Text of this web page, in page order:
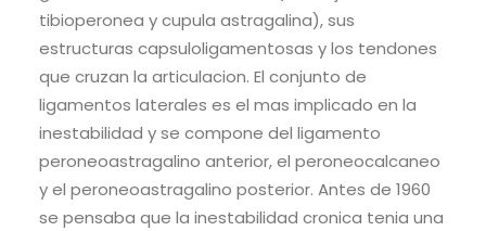
tibioperonea y cupula astragalina), sus
estructuras capsuloligamentosas y los tendones
que cruzan la articulacion. El conjunto de
ligamentos laterales es el mas implicado en la
inestabilidad y se compone del ligamento
peroneoastragalino anterior, el peroneocalcaneo
y el peroneoastragalino posterior. Antes de 1960
se pensaba que la inestabilidad cronica tenia una